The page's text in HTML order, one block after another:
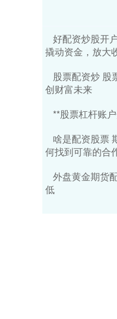
好配资炒股开
撬动资金，放大
股票配资炒 股
创财富未来
**股票杠杆账
啥是配资股票
何找到可靠的合
外盘黄金期货
低